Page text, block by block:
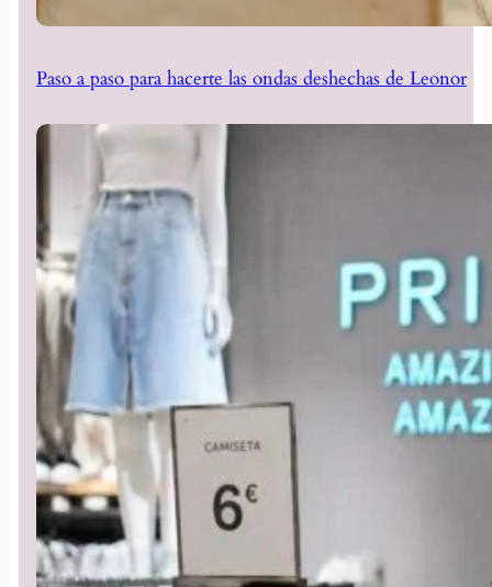
Paso a paso para hacerte las ondas deshechas de Leonor